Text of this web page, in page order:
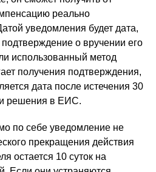
реально
уведомления будет дата,
подтверждение о вручении его
использованный метод
получения подтверждения,
дата после истечения 30
решения в ЕИС.
по себе уведомление не
прекращения действия
остается 10 суток на